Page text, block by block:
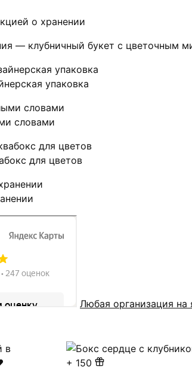
о хранении
— клубничный букет с цветочным
упаковка
словами
для цветов
Любая организация на
+ 150